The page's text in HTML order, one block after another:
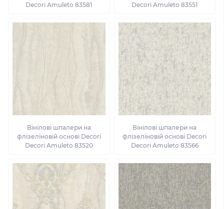
Decori Amuleto 83581
Decori Amuleto 83551
Вінілові шпалери на
флізеліновій основі Decori
Decori Amuleto 83520
Вінілові шпалери на
флізеліновій основі Decori
Decori Amuleto 83566